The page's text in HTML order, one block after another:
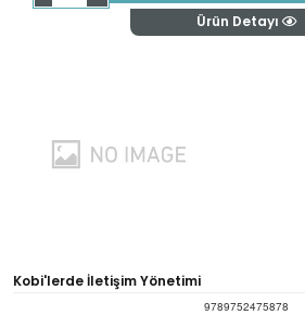
Ürün Detayı
Kobi'lerde İletişim Yönetimi
9789752475878